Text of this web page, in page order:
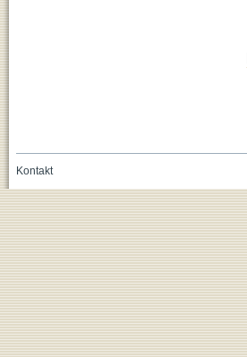
Kontakt